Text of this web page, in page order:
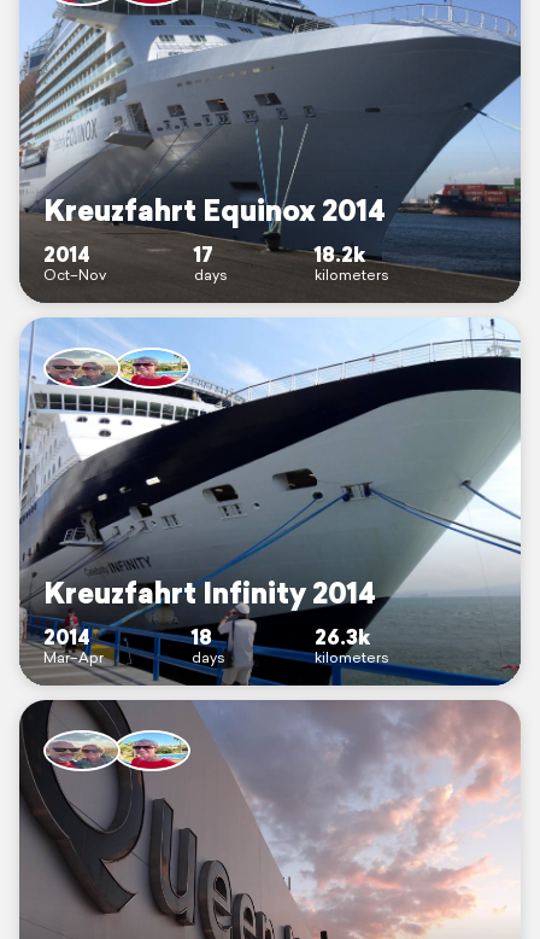
Kreuzfahrt Equinox 2014
2014
Oct–Nov
17
days
18.2k
kilometers
Kreuzfahrt Infinity 2014
2014
Mar–Apr
18
days
26.3k
kilometers